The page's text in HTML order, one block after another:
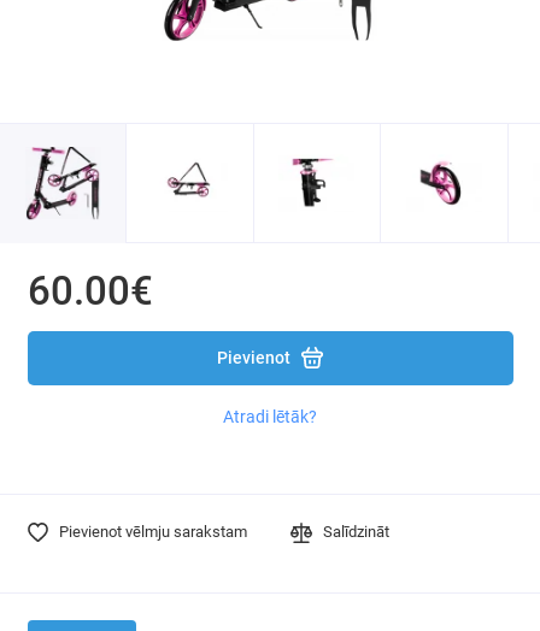
60.00€
Pievienot
Atradi lētāk?
Pievienot vēlmju sarakstam Salīdzināt